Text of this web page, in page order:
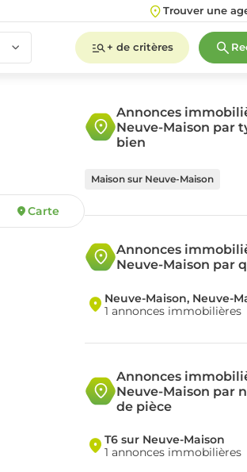
Trouver une
5+
2 3 4 5+
+ de critères
Carte
Annonces
Neuve-Maison par
bien
Maison sur Neuve-Maison
Annonces
Neuve-Maison par
Neuve-Maison, Neuve-
1 annonces immobilières
Annonces
Neuve-Maison par
de pièce
T6 sur Neuve-Maison
1 annonces immobilières